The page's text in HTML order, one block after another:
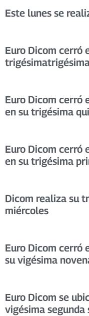
Este lunes se
Euro Dicom cerró
Euro Dicom cerró
en su trigésima
Euro Dicom cerró
en su trigésima
Dicom realiza su
miércoles
Euro Dicom cerró
su vigésima
Euro Dicom se
vigésima segunda